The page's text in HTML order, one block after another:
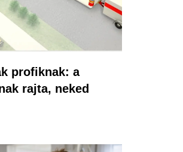
profiknak: a
rajta, neked